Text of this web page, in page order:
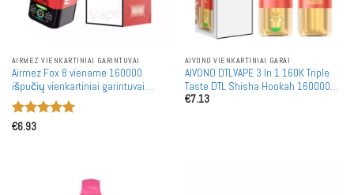
AIRMEZ VIENKARTINIAI GARINTUVAI
Airmez Fox 8 viename 160000
išpučių vienkartiniai garintuvai
didmeninė prekyba 160K 60ML
talpos tinklelio ritės demonstracinė
dėžė
Įvertinimas:
€6.93
AIVONO VIENKARTINIAI GARAI
AIVONO DTLVAPE 3 In 1 160K Triple
Taste DTL Shisha Hookah 160000
Puffs Disposable Vapes Wholesale
€7.13